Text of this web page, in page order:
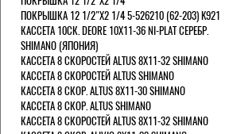
ПОКРЫШКА 12 1/2"Х2 1/4 5-526210 (62-203) K921
КАССЕТА 10СК. DEORE 10Х11-36 NI-PLAT СЕРЕБР.
SHIMANO (ЯПОНИЯ)
КАССЕТА 8 СКОРОСТЕЙ ALTUS 8Х11-32 SHIMANO
КАССЕТА 8 СКОРОСТЕЙ ALTUS SHIMANO
КАССЕТА 8 СКОР. ALTUS 8Х11-30 SHIMANO
КАССЕТА 8 СКОР. ALTUS SHIMANO
КАССЕТА 8 СКОРОСТЕЙ ALTUS 8Х11-32 SHIMANO